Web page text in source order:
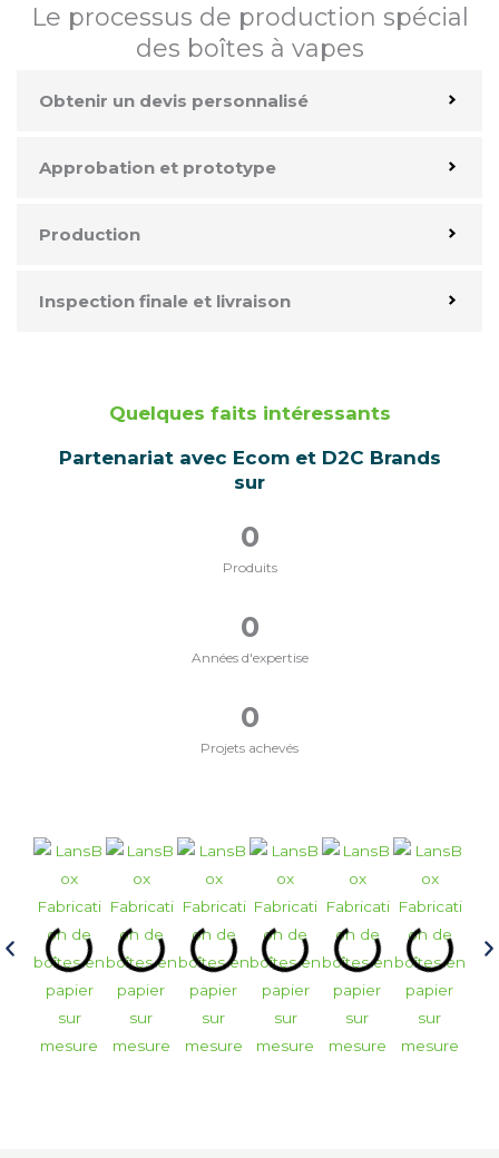
Le processus de production spécial
des boîtes à vapes
Obtenir un devis personnalisé
Approbation et prototype
Production
Inspection finale et livraison
Quelques faits intéressants
Partenariat avec Ecom et D2C Brands
sur
Produits
0
Années d'expertise
0
Projets achevés
0